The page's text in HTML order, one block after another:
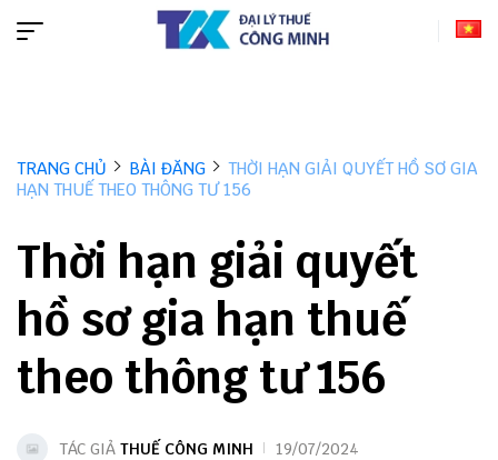
TRANG CHỦ BÀI ĐĂNG
THỜI HẠN GIẢI QUYẾT HỒ SƠ GIA
HẠN THUẾ THEO THÔNG TƯ 156
Thời hạn giải quyết
hồ sơ gia hạn thuế
theo thông tư 156
TÁC GIẢ THUẾ CÔNG MINH 19/07/2024